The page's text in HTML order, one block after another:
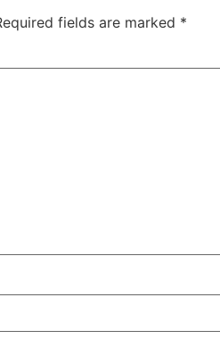
fields are marked *